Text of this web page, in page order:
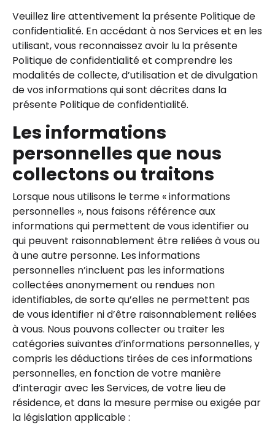
Veuillez lire attentivement la présente Politique de
confidentialité. En accédant à nos Services et en les
utilisant, vous reconnaissez avoir lu la présente
Politique de confidentialité et comprendre les
modalités de collecte, d’utilisation et de divulgation
de vos informations qui sont décrites dans la
présente Politique de confidentialité.
Les informations
personnelles que nous
collectons ou traitons
Lorsque nous utilisons le terme « informations
personnelles », nous faisons référence aux
informations qui permettent de vous identifier ou
qui peuvent raisonnablement être reliées à vous ou
à une autre personne. Les informations
personnelles n’incluent pas les informations
collectées anonymement ou rendues non
identifiables, de sorte qu’elles ne permettent pas
de vous identifier ni d’être raisonnablement reliées
à vous. Nous pouvons collecter ou traiter les
catégories suivantes d’informations personnelles, y
compris les déductions tirées de ces informations
personnelles, en fonction de votre manière
d’interagir avec les Services, de votre lieu de
résidence, et dans la mesure permise ou exigée par
la législation applicable :